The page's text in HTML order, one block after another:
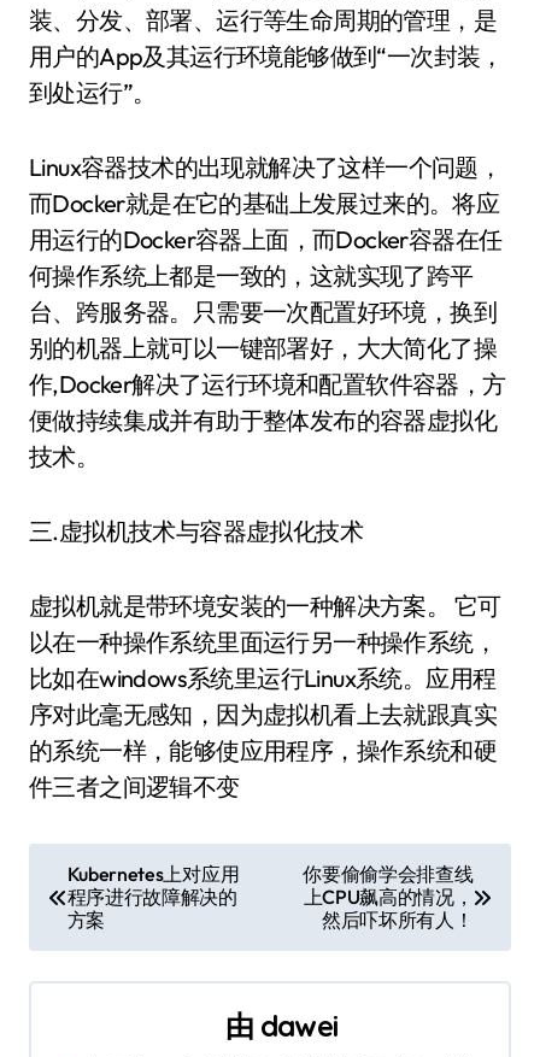
装、分发、部署、运行等生命周期的管理，是
用户的App及其运行环境能够做到“一次封装，
到处运行”。
Linux容器技术的出现就解决了这样一个问题，
而Docker就是在它的基础上发展过来的。将应
用运行的Docker容器上面，而Docker容器在任
何操作系统上都是一致的，这就实现了跨平
台、跨服务器。只需要一次配置好环境，换到
别的机器上就可以一键部署好，大大简化了操
作,Docker解决了运行环境和配置软件容器，方
便做持续集成并有助于整体发布的容器虚拟化
技术。
三.虚拟机技术与容器虚拟化技术
虚拟机就是带环境安装的一种解决方案。 它可
以在一种操作系统里面运行另一种操作系统，
比如在windows系统里运行Linux系统。应用程
序对此毫无感知，因为虚拟机看上去就跟真实
的系统一样，能够使应用程序，操作系统和硬
件三者之间逻辑不变
章
导
Kubernetes上对应用
程序进行故障解决的
方案
你要偷偷学会排查线
上CPU飙高的情况，
然后吓坏所有人！
由 dawei